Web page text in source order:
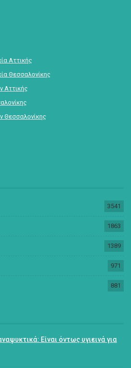
Αττικής
Θεσσαλονίκης
Αττικής
Θεσσαλονίκης
3541
1863
1389
971
881
Είναι όντως υγιεινά για